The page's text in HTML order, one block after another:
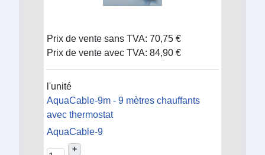
Prix de vente sans TVA: 70,75 €
Prix de vente avec TVA: 84,90 €
l'unité
AquaCable-9m - 9 mètres chauffants
avec thermostat
AquaCable-9
+